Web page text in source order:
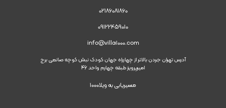
02186081860
09122459010
info@villa1000.com
آدرس تهران جردن بالاتر از چهارراه جهان کودک نبش کوچه صانعی برج
امیرپرویز طبقه چهارم واحد 46
مسیریابی به ویلا1000